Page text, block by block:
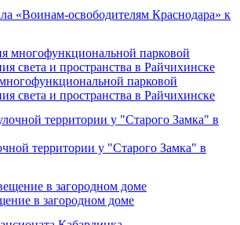
«Воинам-освободителям Краснодара» к
парковой
света и пространства в Райчихинске
территории у "Старого Замка" в
в загородном доме